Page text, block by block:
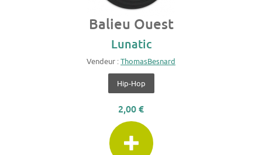
Balieu Ouest
Lunatic
Vendeur :ThomasBesnard
Hip-Hop
2,00 €